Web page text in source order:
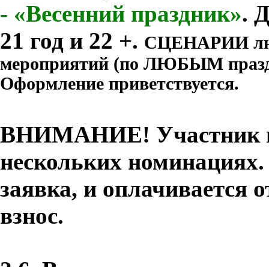
- «Весенний праздник».
21 год и 22 +. СЦЕНАРИИ
мероприятий (по ЛЮБЫМ
Оформление приветствуется.
ВНИМАНИЕ! Участник
нескольких
заявка, и оплачивается
взнос.